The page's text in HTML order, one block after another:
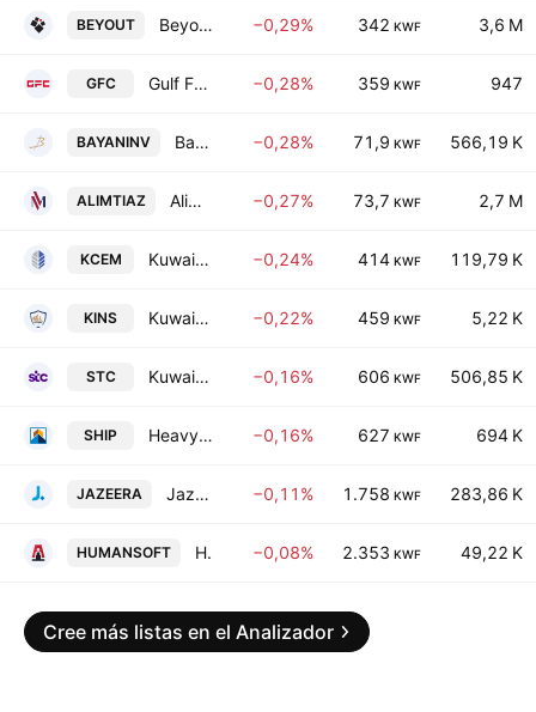
BEYOUT Beyout Holding Company K.S.C −0,29% 342 KWF 3,6 M
GFC Gulf Franchising Holding Co. Kscc −0,28% 359 KWF 947
BAYANINV Bayan Investment Holding Company −0,28% 71,9 KWF 566,19 K
ALIMTIAZ Alimtiaz Group Holding Company (K.S.C.P) −0,27% 73,7 KWF 2,7 M
KCEM Kuwait Cement Company K.P.S.C. −0,24% 414 KWF 119,79 K
KINS Kuwait Insurance Company S.A.K. −0,22% 459 KWF 5,22 K
STC Kuwait Telecommunications Co. −0,16% 606 KWF 506,85 K
SHIP Heavy Engineering Industries & Shipbuilding Co. (KSC) −0,16% 627 KWF 694 K
JAZEERA Jazeera Airways Co. (KSC) −0,11% 1.758 KWF 283,86 K
HUMANSOFT Human Soft Holding Co. KSCC −0,08% 2.353 KWF 49,22 K
Cree más listas en el Analizador